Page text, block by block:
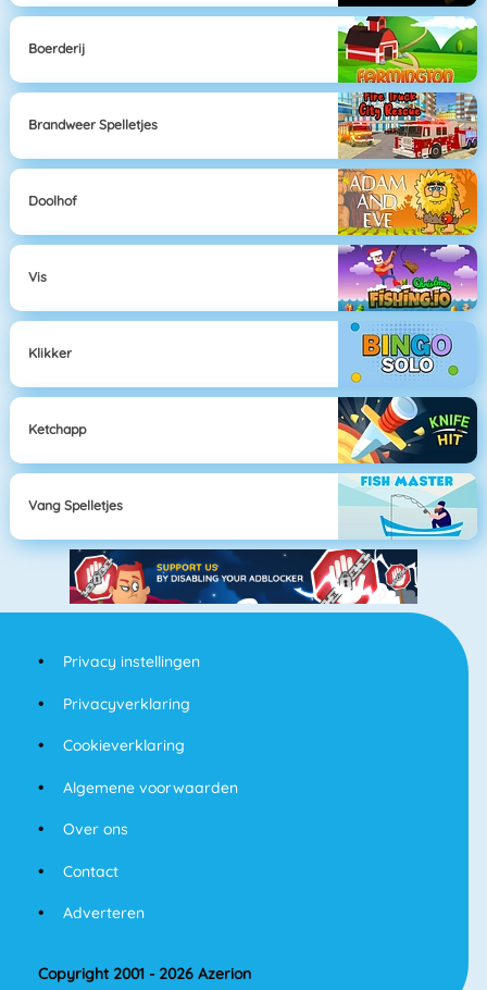
Boerderij
Brandweer Spelletjes
Doolhof
Vis
Klikker
Ketchapp
Vang Spelletjes
Privacy instellingen
Privacyverklaring
Cookieverklaring
Algemene voorwaarden
Over ons
Contact
Adverteren
Copyright 2001 - 2026 Azerion